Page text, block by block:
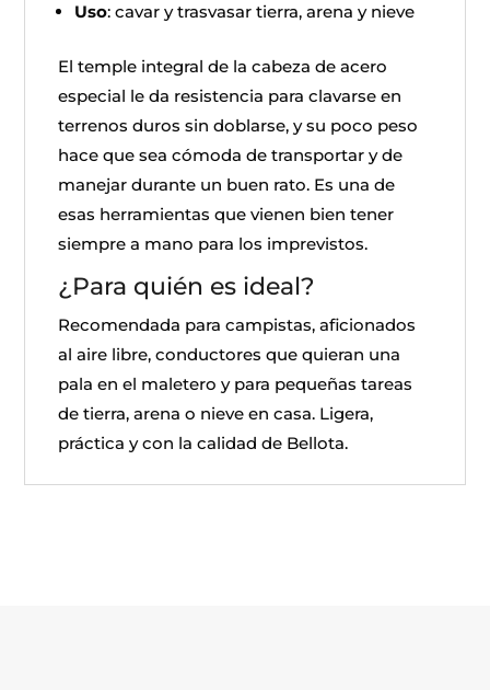
Uso: cavar y trasvasar tierra, arena y nieve
El temple integral de la cabeza de acero
especial le da resistencia para clavarse en
terrenos duros sin doblarse, y su poco peso
hace que sea cómoda de transportar y de
manejar durante un buen rato. Es una de
esas herramientas que vienen bien tener
siempre a mano para los imprevistos.
¿Para quién es ideal?
Recomendada para campistas, aficionados
al aire libre, conductores que quieran una
pala en el maletero y para pequeñas tareas
de tierra, arena o nieve en casa. Ligera,
práctica y con la calidad de Bellota.